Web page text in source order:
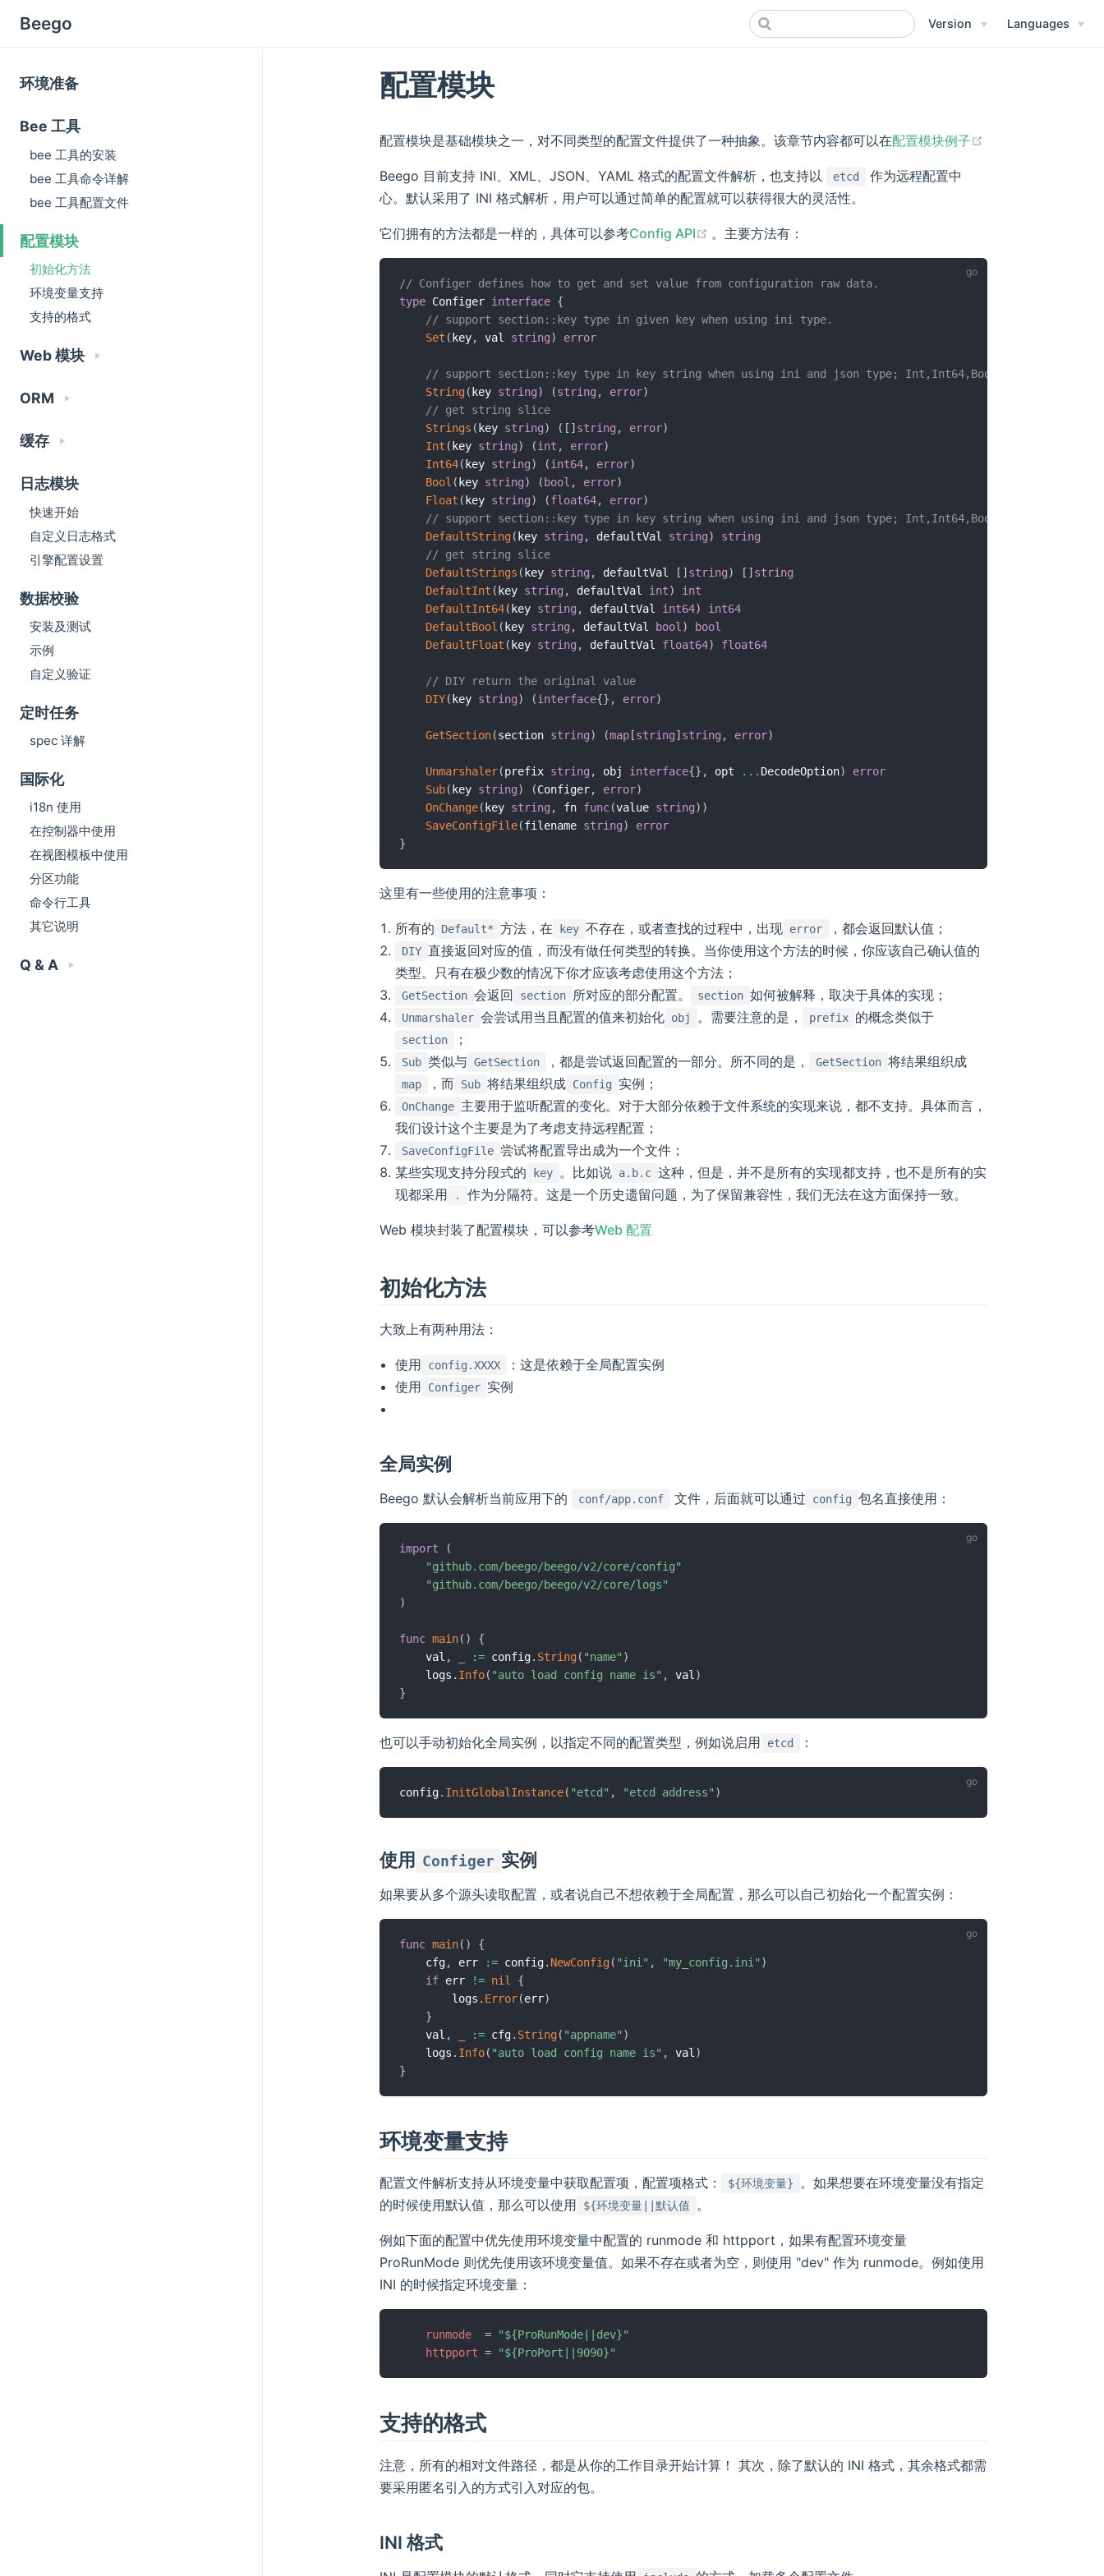
Beego Version Languages
环境准备
Bee 工具
bee 工具的安装
bee 工具命令详解
bee 工具配置文件
配置模块
初始化方法
环境变量支持
支持的格式
Web 模块
ORM
缓存
日志模块
快速开始
自定义日志格式
引擎配置设置
数据校验
安装及测试
示例
自定义验证
定时任务
spec 详解
国际化
i18n 使用
在控制器中使用
在视图模板中使用
分区功能
命令行工具
其它说明
Q & A
配置模块
配置模块是基础模块之一，对不同类型的配置文件提供了一种抽象。该章节内容都可以在配置模块例子
Beego 目前支持 INI、XML、JSON、YAML 格式的配置文件解析，也支持以 etcd
作为远程配置中
心。默认采用了 INI 格式解析，用户可以通过简单的配置就可以获得很大的灵活性。
它们拥有的方法都是一样的，具体可以参考Config API (opens new window)
。主要方法有：
// Configer defines how to get and set value from configuration raw data.
type Configer interface {
// support section::key type in given key when using ini type.
Set (key, val string) error
// support section::key type in key string when using ini and json type; Int,Int64,Bool,Float,DIY are
String(key string) (string , error)
// get string slice
Strings (key string) ( [ ]string , error)
Int (key string) (int , error)
Int64(key string) (int64, error)
Bool (key string) (bool , error)
Float (key string) (float64, error)
// support section::key type in key string when using ini and json type; Int,Int64,Bool,Float,DIY are
DefaultString(key string , defaultVal string)
string
// get string slice
DefaultStrings (key string , defaultVal [ ]string) [ ]string
DefaultInt (key string , defaultVal int)
int
DefaultInt64(key string , defaultVal int64)
int64
DefaultBool (key string , defaultVal bool )
bool
DefaultFloat (key string , defaultVal float64) float64
// DIY return the original value
DIY(key string) (interface{} , error)
GetSection(section string) (map[string]string , error)
Unmarshaler(prefix string , obj interface{} , opt ... DecodeOption)
error
Sub(key string) (Configer, error)
OnChange(key string , fn func(value string) )
SaveConfigFile(filename string)
error
}
这里有一些使用的注意事项：
所有的 Default* 方法，在 key 不存在，或者查找的过程中，出现 error ，都会返回默认值；
DIY 直接返回对应的值，而没有做任何类型的转换。当你使用这个方法的时候，你应该自己确认值的
类型。只有在极少数的情况下你才应该考虑使用这个方法；
GetSection 会返回 section 所对应的部分配置。 section 如何被解释，取决于具体的实现；
Unmarshaler 会尝试用当且配置的值来初始化 obj 。需要注意的是， prefix 的概念类似于
section ；
Sub 类似与 GetSection ，都是尝试返回配置的一部分。所不同的是， GetSection 将结果组织成
map ，而 Sub 将结果组织成 Config 实例；
OnChange 主要用于监听配置的变化。对于大部分依赖于文件系统的实现来说，都不支持。具体而言，
我们设计这个主要是为了考虑支持远程配置；
SaveConfigFile 尝试将配置导出成为一个文件；
某些实现支持分段式的
key 。比如说 a.b.c 这种，但是，并不是所有的实现都支持，也不是所有的实
现都采用
. 作为分隔符。这是一个历史遗留问题，为了保留兼容性，我们无法在这方面保持一致。
Web 模块封装了配置模块，可以参考Web 配置
初始化方法
大致上有两种用法：
使用 config.XXXX
：这是依赖于全局配置实例
使用
Configer 实例
全局实例
Beego 默认会解析当前应用下的 conf/app.conf 文件，后面就可以通过 config 包名直接使用：
import
(
"github.com/beego/beego/v2/core/config"
"github.com/beego/beego/v2/core/logs"
)
func main( )
{
	val
, := config. String( "name" )
	logs
. Info( "auto load config name is" , val)
}
也可以手动初始化全局实例，以指定不同的配置类型，例如说启用 etcd ：
config. InitGlobalInstance( "etcd" , "etcd address" )
使用 Configer 实例
如果要从多个源头读取配置，或者说自己不想依赖于全局配置，那么可以自己初始化一个配置实例：
func main( )
{
	cfg
, err := config. NewConfig( "ini" , "my_config.ini" )
if err != nil
{
		logs
. Error(err)
}
	val
, := cfg. String( "appname" )
	logs
. Info( "auto load config name is" , val )
}
环境变量支持
配置文件解析支持从环境变量中获取配置项，配置项格式： ${环境变量}
。如果想要在环境变量没有指定
的时候使用默认值，那么可以使用
${环境变量||默认值 。
例如下面的配置中优先使用环境变量中配置的 runmode 和 httpport，如果有配置环境变量
ProRunMode 则优先使用该环境变量值。如果不存在或者为空，则使用 "dev" 作为 runmode。例如使用
INI 的时候指定环境变量：
runmode = "${ProRunMode||dev}"
httpport = "${ProPort||9090}"
支持的格式
注意，所有的相对文件路径，都是从你的工作目录开始计算！ 其次，除了默认的 INI 格式，其余格式都需
要采用匿名引入的方式引入对应的包。
INI 格式